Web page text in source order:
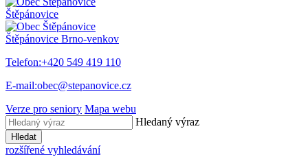
Štěpánovice
Štěpánovice Brno-venkov
Telefon:+420 549 419 110
E-mail:obec@stepanovice.cz
Verze pro seniory Mapa webu
Hledaný výraz
Hledat
rozšířené vyhledávání